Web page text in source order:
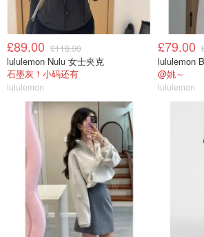
£89.00 £118.00
lululemon Nulu 女士夹克
石墨灰！小码还有
lululemon
£79.00
@姚～
lululemon